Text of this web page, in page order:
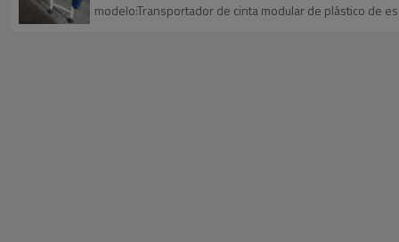
modelo:Transportador de cinta modular de plástico de